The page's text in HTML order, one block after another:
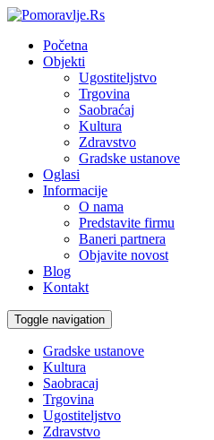
Početna
Objekti
Ugostiteljstvo
Trgovina
Saobraćaj
Kultura
Zdravstvo
Gradske ustanove
Oglasi
Informacije
O nama
Predstavite firmu
Baneri partnera
Objavite novost
Blog
Kontakt
Toggle navigation
Gradske ustanove
Kultura
Saobracaj
Trgovina
Ugostiteljstvo
Zdravstvo